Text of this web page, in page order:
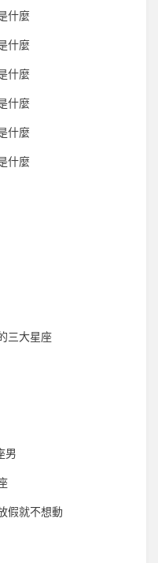
什麼
什麼
什麼
什麼
什麼
什麼
三大星座
男
假就不想動